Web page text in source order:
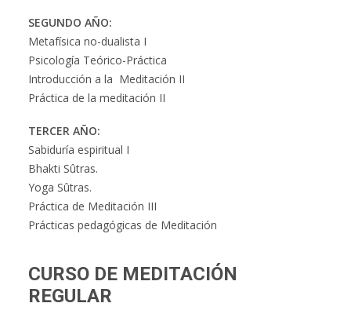
SEGUNDO AÑO:
Metafísica no-dualista I
Psicología Teórico-Práctica
Introducción a la Meditación II
Práctica de la meditación II
TERCER AÑO:
Sabiduría espiritual I
Bhakti Sûtras.
Yoga Sûtras.
Práctica de Meditación III
Prácticas pedagógicas de Meditación
CURSO DE MEDITACIÓN
REGULAR